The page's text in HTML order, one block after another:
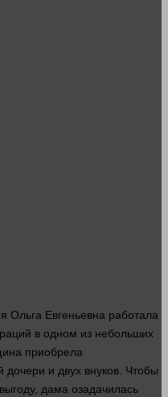
Ольга Евгеньевна работала
в одном из небольших
приобрела
дочери и двух внуков. Чтобы
дама озадачилась